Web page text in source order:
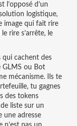
l’opposé d’un
logistique,
image qui fait rire
rire s’arrête, le
qui cachent des
ou Bot
mécanisme. Ils te
tu gagnes
des tokens
liste sur un
une adresse